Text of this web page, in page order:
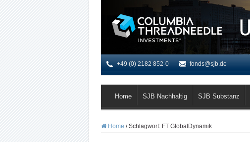
+49 (0) 2182 852-0 fonds@sjb.de
Home SJB Nachhaltig SJB Substanz
Home / Schlagwort: FT GlobalDynamik